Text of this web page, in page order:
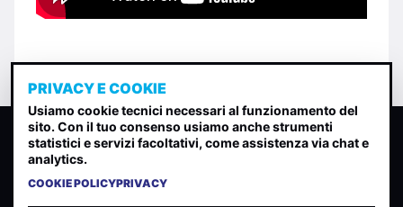
CLASSIFICA INDIE
Classifica per indice di gradimento generata dall analisi di
PRIVACY E COOKIE
Usiamo cookie tecnici necessari al funzionamento del
sito. Con il tuo consenso usiamo anche strumenti
statistici e servizi facoltativi, come assistenza via chat e
analytics.
COOKIE POLICYPRIVACY